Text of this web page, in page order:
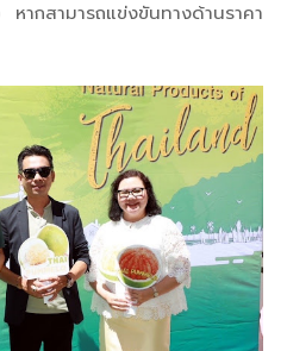
หากสามารถแข่งขันทางด้านราคา